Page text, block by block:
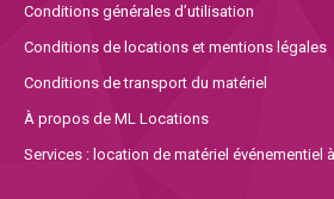
Conditions générales d’utilisation
Conditions de locations et mentions légales
Conditions de transport du matériel
À propos de ML Locations
Services : location de matériel événementiel